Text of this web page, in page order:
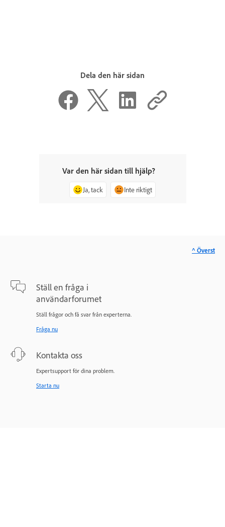
Dela den här sidan
Var den här sidan till hjälp?
Ja, tack Inte riktigt
Ställ en fråga i
användarforumet
Ställ frågor och få svar från experterna.
Fråga nu
Kontakta oss
Expertsupport för dina problem.
Starta nu
^ Överst